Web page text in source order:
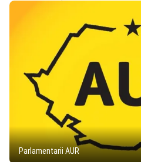
Parlamentarii AUR